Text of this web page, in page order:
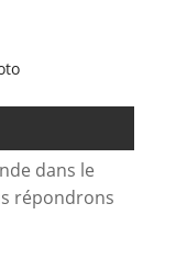
dans le
répondrons